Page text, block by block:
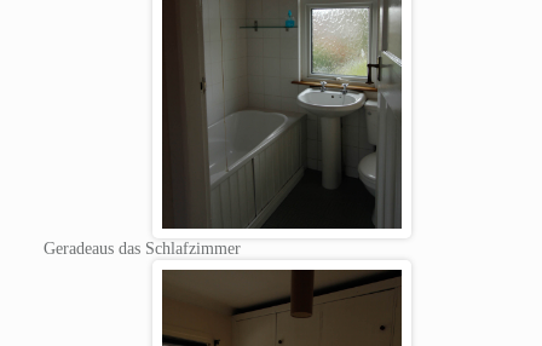
Geradeaus das Schlafzimmer